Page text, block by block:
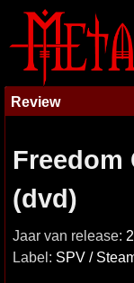
Review
Freedom
(dvd)
Jaar van release:
Label: SPV /